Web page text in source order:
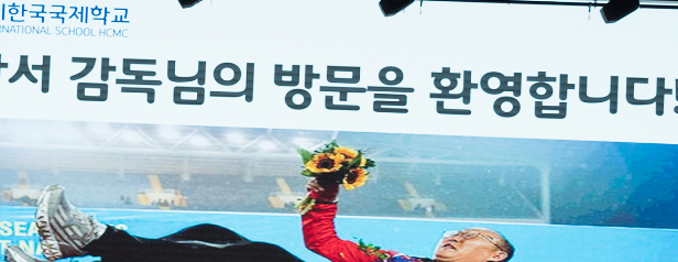
교육목표
학사일정
일과시간표
성과평가자료
공지사항
납부금 안내
스쿨버스 운행 안내
급식안내
서식자료실
전-편입 서류양식
입학금/수업료
교복구입안내
학생생활규정
학교신문
자율진로동아리
유초등 소식지
공지사항 및 입시자료
드림레터